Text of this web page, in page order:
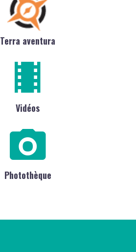
Terra aventura
Vidéos
Photothèque